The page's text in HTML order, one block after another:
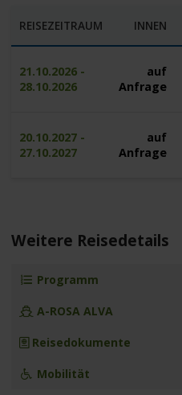
REISEZEITRAUM INNEN
21.10.2026 -
28.10.2026
auf
Anfrage
20.10.2027 -
27.10.2027
auf
Anfrage
Weitere Reisedetails
Programm
A-ROSA ALVA
Reisedokumente
Mobilität